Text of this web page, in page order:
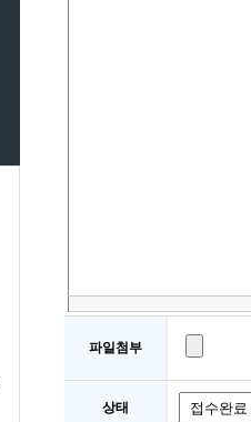
파일첨부
상태